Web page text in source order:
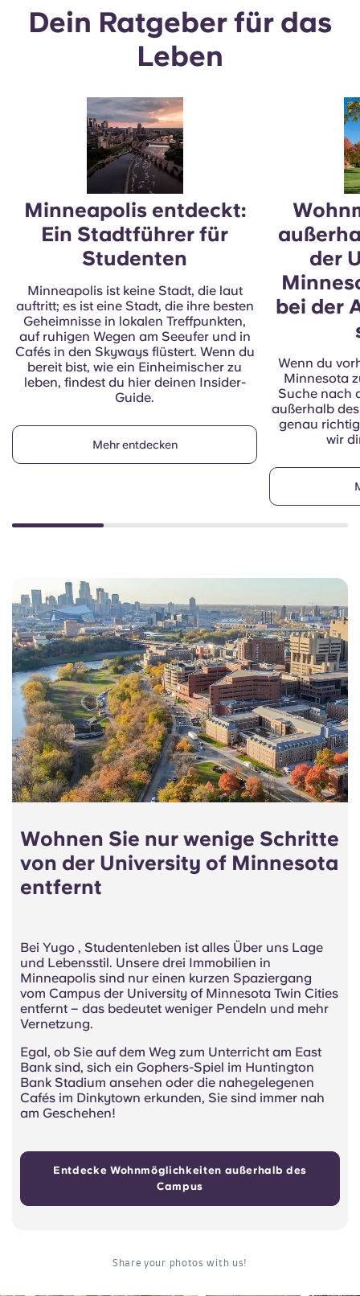
Dein Ratgeber für das
Leben
Minneapolis entdeckt:
Ein Stadtführer für
Studenten
Minneapolis ist keine Stadt, die laut
auftritt; es ist eine Stadt, die ihre besten
Geheimnisse in lokalen Treffpunkten,
auf ruhigen Wegen am Seeufer und in
Cafés in den Skyways flüstert. Wenn du
bereit bist, wie ein Einheimischer zu
leben, findest du hier deinen Insider-
Guide.
Mehr entdecken
der
bei der
Wenn du
Minnesota
Suche nach
außerhalb
genau
wir
Wohnen Sie nur wenige Schritte
von der University of Minnesota
entfernt
Bei Yugo , Studentenleben ist alles Über uns Lage
und Lebensstil. Unsere drei Immobilien in
Minneapolis sind nur einen kurzen Spaziergang
vom Campus der University of Minnesota Twin Cities
entfernt – das bedeutet weniger Pendeln und mehr
Vernetzung.
Egal, ob Sie auf dem Weg zum Unterricht am East
Bank sind, sich ein Gophers-Spiel im Huntington
Bank Stadium ansehen oder die nahegelegenen
Cafés im Dinkytown erkunden, Sie sind immer nah
am Geschehen!
Entdecke Wohnmöglichkeiten außerhalb des
Campus